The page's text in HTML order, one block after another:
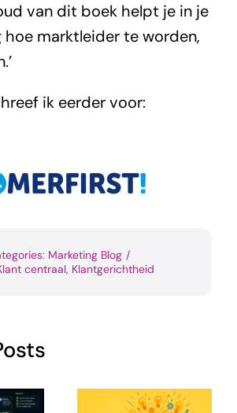
van dit boek helpt je in je
marktleider te worden,
ik eerder voor:
Marketing Blog /
centraal, Klantgerichtheid